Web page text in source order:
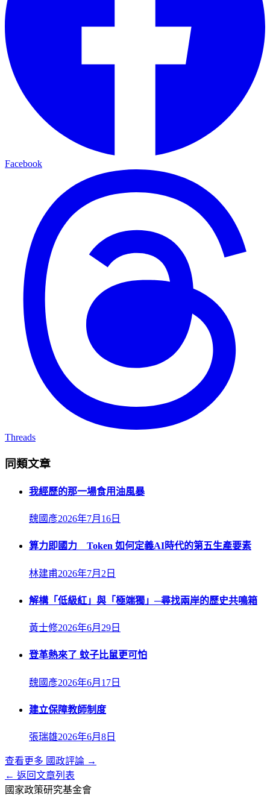
Facebook
Threads
同類文章
我經歷的那一場食用油風暴
魏國彥2026年7月16日
算力即國力 Token 如何定義AI時代的第五生產要素
林建甫2026年7月2日
解構「低級紅」與「極端獨」─尋找兩岸的歷史共鳴箱
黃士修2026年6月29日
登革熱來了 蚊子比鼠更可怕
魏國彥2026年6月17日
建立保障教師制度
張瑞雄2026年6月8日
查看更多 國政評論 →
← 返回文章列表
國家政策研究基金會